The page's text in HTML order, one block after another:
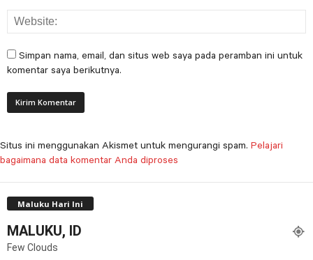
Simpan nama, email, dan situs web saya pada peramban ini untuk
komentar saya berikutnya.
Situs ini menggunakan Akismet untuk mengurangi spam. Pelajari
bagaimana data komentar Anda diproses
Maluku Hari Ini
MALUKU, ID
Few Clouds